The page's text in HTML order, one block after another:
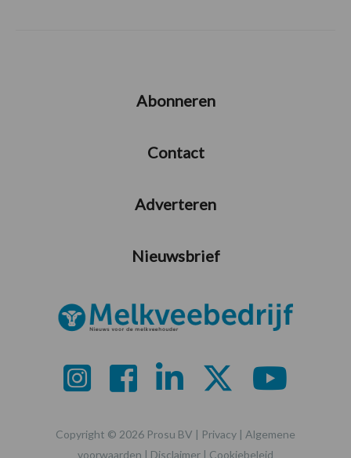
Abonneren
Contact
Adverteren
Nieuwsbrief
Copyright © 2026 Prosu BV | Privacy | Algemene
voorwaarden | Disclaimer | Cookiebeleid